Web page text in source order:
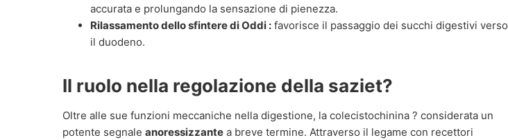
accurata e prolungando la sensazione di pienezza.
Rilassamento dello sfintere di Oddi : favorisce il passaggio dei succhi digestivi verso
il duodeno.
Il ruolo nella regolazione della saziet?
Oltre alle sue funzioni meccaniche nella digestione, la colecistochinina ? considerata un
potente segnale anoressizzante a breve termine. Attraverso il legame con recettori